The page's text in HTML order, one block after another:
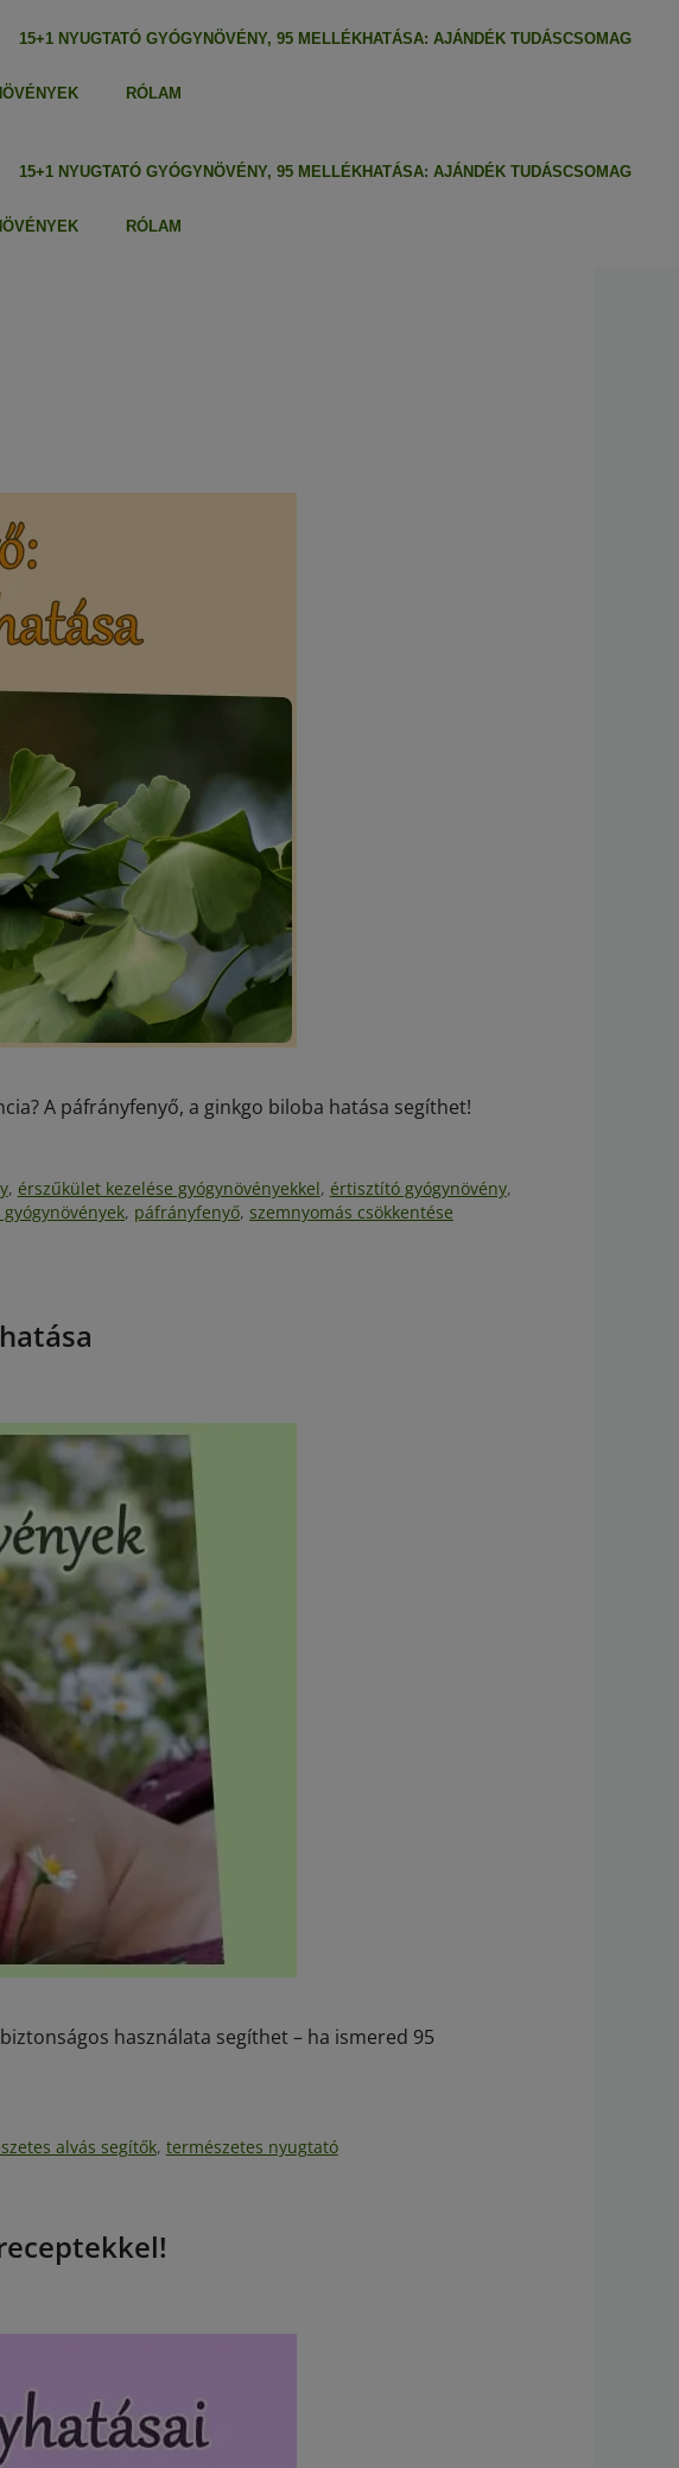
15+1 NYUGTATÓ GYÓGYNÖVÉNY, 95 MELLÉKHATÁSA: AJÁNDÉK TUDÁSCSOMAG
RÓLAM
15+1 NYUGTATÓ GYÓGYNÖVÉNY, 95 MELLÉKHATÁSA: AJÁNDÉK TUDÁSCSOMAG
RÓLAM
A páfrányfenyő, a ginkgo biloba hatása segíthet!
, érszűkület kezelése gyógynövényekkel, értisztító gyógynövény,
, páfrányfenyő, szemnyomás csökkentése
használata segíthet – ha ismered 95
alvás segítők, természetes nyugtató